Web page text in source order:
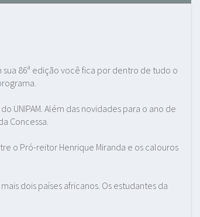
sua 86ª edição você fica por dentro de tudo o
UNIPAM. Além das novidades para o ano de
Concessa.
o Pró-reitor Henrique Miranda e os calouros
dois países africanos. Os estudantes da